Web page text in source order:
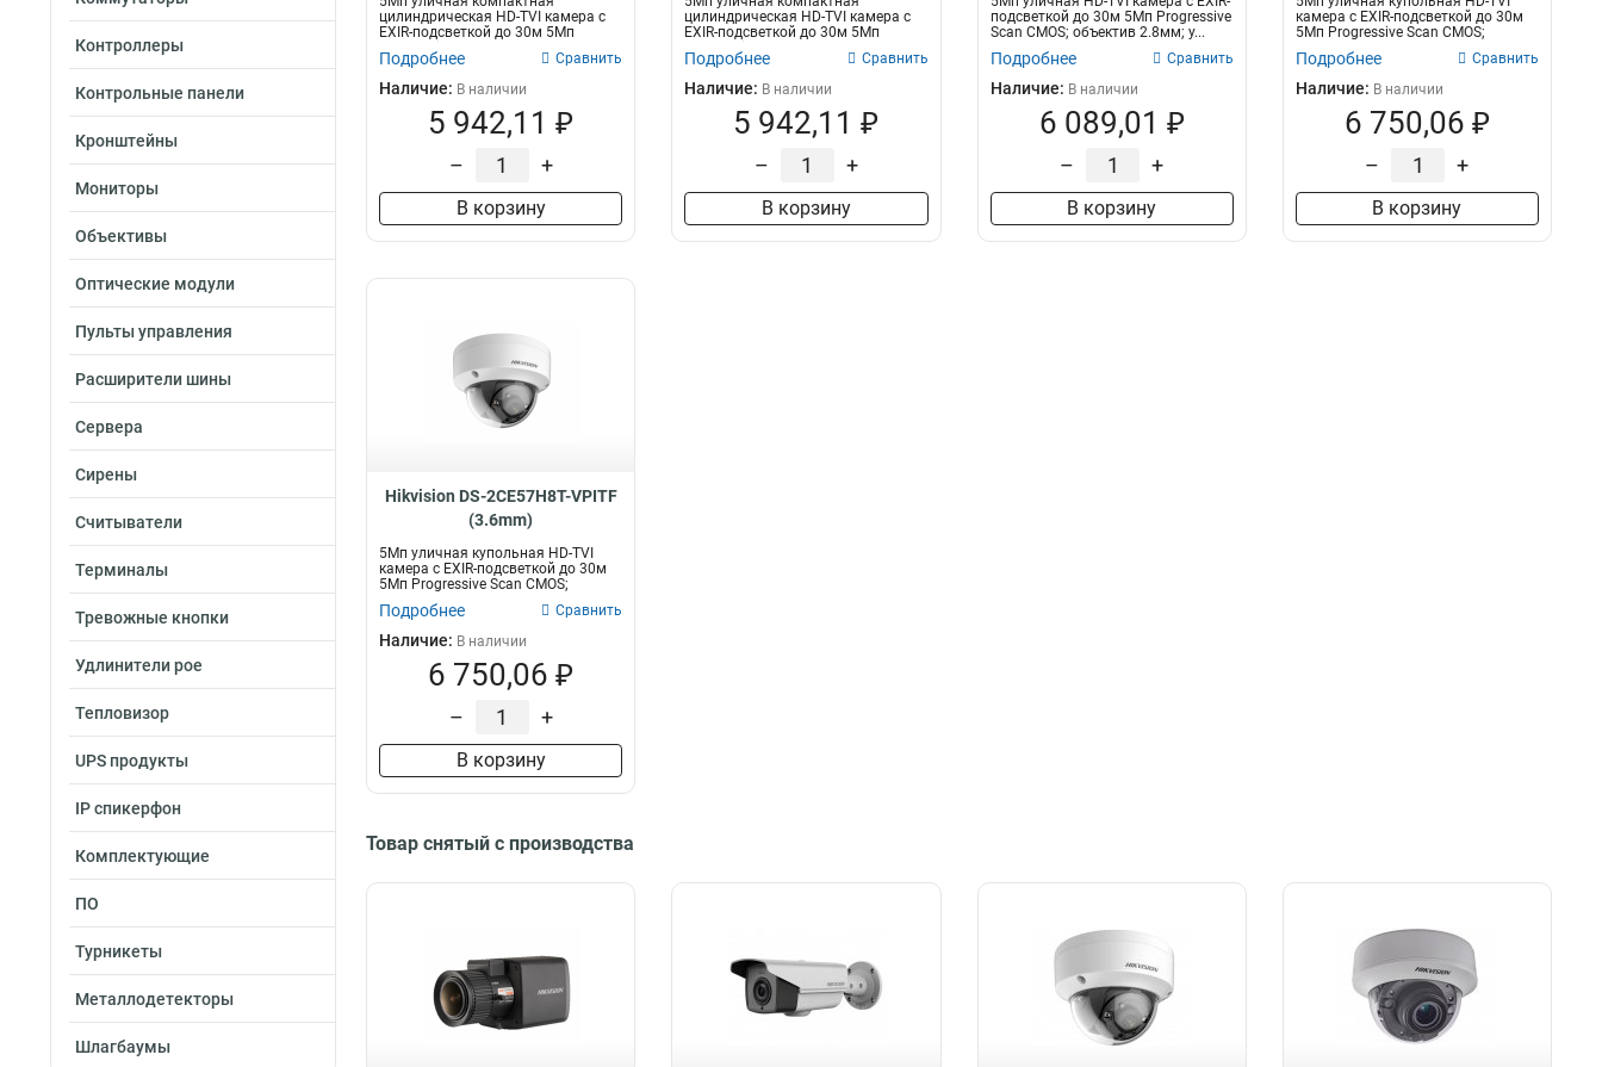
Контроллеры
Контрольные панели
Кронштейны
Мониторы
Объективы
Оптические модули
Пульты управления
Расширители шины
Сервера
Сирены
Считыватели
Терминалы
Тревожные кнопки
Удлинители poe
Тепловизор
UPS продукты
IP спикерфон
Комплектующие
ПО
Турникеты
Металлодетекторы
Шлагбаумы
65вт 1
75вт
6вт
280вт
цилиндрическая HD-TVI камера с
EXIR-подсветкой до 30м 5Мп
Progressive Sc...
Подробнее Сравнить
Наличие: В наличии
5 942,11 ₽
– +
В корзину
цилиндрическая HD-TVI камера с
EXIR-подсветкой до 30м 5Мп
Progressive Sc...
Подробнее Сравнить
Наличие: В наличии
5 942,11 ₽
– +
В корзину
подсветкой до 30м 5Мп Progressive
Scan CMOS; объектив 2.8мм; у...
Подробнее Сравнить
Наличие: В наличии
6 089,01 ₽
– +
В корзину
камера с EXIR-подсветкой до 30м
5Мп Progressive Scan CMOS;
объекти...
Подробнее Сравнить
Наличие: В наличии
6 750,06 ₽
– +
В корзину
Hikvision DS-2CE57H8T-VPITF
(3.6mm)
5Мп уличная купольная HD-TVI
камера с EXIR-подсветкой до 30м
5Мп Progressive Scan CMOS;
объекти...
Подробнее Сравнить
Наличие: В наличии
6 750,06 ₽
– +
В корзину
Товар снятый с производства